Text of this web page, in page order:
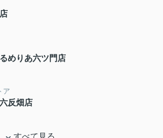
めりあ六ツ門店
ア
反畑店